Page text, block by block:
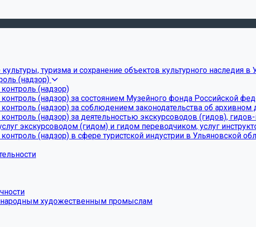
туризма и сохранение объектов культурного наследия в
(надзор)
(надзор)
(надзор) за состоянием Музейного фонда Российской
(надзор) за соблюдением законодательства об архивном
(надзор) за деятельностью экскурсоводов (гидов),
экскурсоводом (гидом) и гидом переводчиком, услуг
(надзор) в сфере туристской индустрии в Ульяновской
народным художественным промыслам